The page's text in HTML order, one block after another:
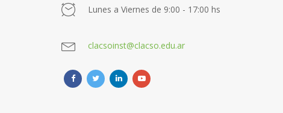
Lunes a Viernes de 9:00 - 17:00 hs
clacsoinst@clacso.edu.ar